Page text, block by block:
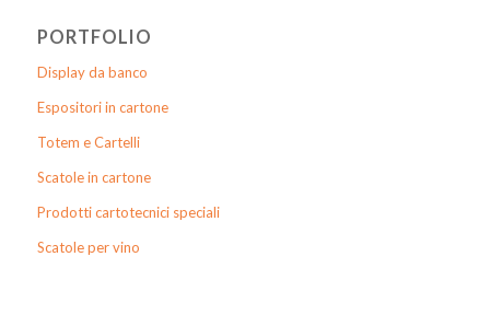
PORTFOLIO
Display da banco
Espositori in cartone
Totem e Cartelli
Scatole in cartone
Prodotti cartotecnici speciali
Scatole per vino